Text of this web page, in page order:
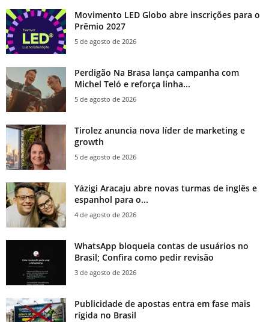
Movimento LED Globo abre inscrições para o
Prêmio 2027
5 de agosto de 2026
Perdigão Na Brasa lança campanha com
Michel Teló e reforça linha...
5 de agosto de 2026
Tirolez anuncia nova líder de marketing e
growth
5 de agosto de 2026
Yázigi Aracaju abre novas turmas de inglês e
espanhol para o...
4 de agosto de 2026
WhatsApp bloqueia contas de usuários no
Brasil; Confira como pedir revisão
3 de agosto de 2026
Publicidade de apostas entra em fase mais
rígida no Brasil